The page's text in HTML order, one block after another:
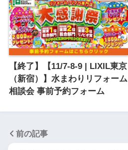
【終了】【11/7-8-9 | LIXIL東京
（新宿）】水まわりリフォーム
相談会 事前予約フォーム
前の記事